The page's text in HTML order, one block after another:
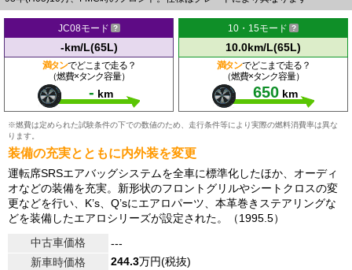
JC08モード
-km/L(65L)
満タンでどこまで走る？
（燃費×タンク容量）
- km
10・15モード
10.0km/L(65L)
満タンでどこまで走る？
（燃費×タンク容量）
650 km
※燃費は定められた試験条件の下での数値のため、走行条件等により実際の燃料消費率は異な
ります。
装備の充実とともに内外装を変更
運転席SRSエアバッグシステムを全車に標準化したほか、オーディ
オなどの装備を充実。新形状のフロントグリルやシートクロスの変
更などを行い、K’s、Q’sにエアロパーツ、本革巻きステアリングな
どを装備したエアロシリーズが設定された。（1995.5）
中古車価格
---
新車時価格
244.3万円(税抜)